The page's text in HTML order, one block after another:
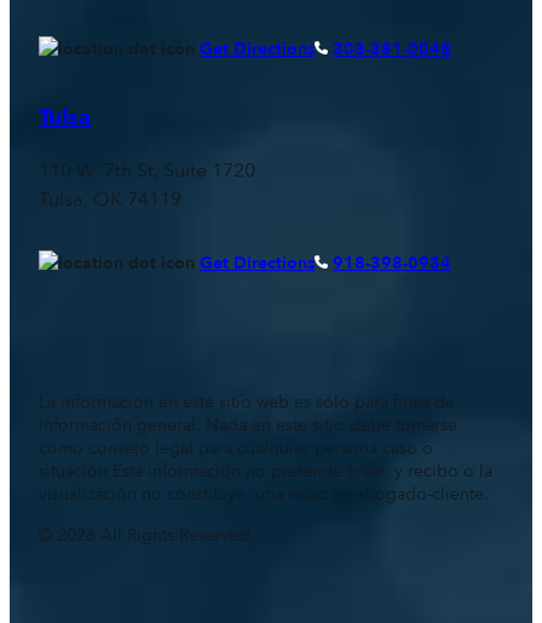
Get Directions 303-381-0048
Tulsa
110 W. 7th St, Suite 1720
Tulsa, OK 74119
Get Directions 918-398-0934
La información en este sitio web es sólo para fines de
información general. Nada en este sitio debe tomarse
como consejo legal para cualquier persona caso o
situación Esta información no pretende crear, y recibo o la
visualización no constituye, una relación abogado-cliente.
© 2026 All Rights Reserved.